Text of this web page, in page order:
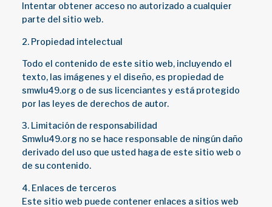
Intentar obtener acceso no autorizado a cualquier
parte del sitio web.
2. Propiedad intelectual
Todo el contenido de este sitio web, incluyendo el
texto, las imágenes y el diseño, es propiedad de
smwlu49.org o de sus licenciantes y está protegido
por las leyes de derechos de autor.
3. Limitación de responsabilidad
Smwlu49.org no se hace responsable de ningún daño
derivado del uso que usted haga de este sitio web o
de su contenido.
4. Enlaces de terceros
Este sitio web puede contener enlaces a sitios web